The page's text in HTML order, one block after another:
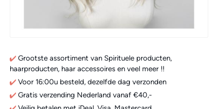
Grootste assortiment van Spirituele producten,
haarproducten, haar accessoires en veel meer !!
Voor 16:00u besteld, dezelfde dag verzonden
Gratis verzending Nederland vanaf €40,-